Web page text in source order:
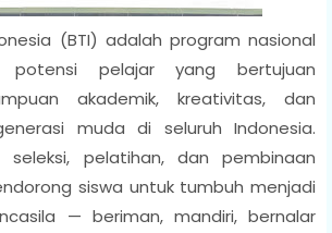
(BTI) adalah program nasional
potensi pelajar yang bertujuan
akademik, kreativitas, dan
muda di seluruh Indonesia.
seleksi, pelatihan, dan pembinaan
siswa untuk tumbuh menjadi
— beriman, mandiri, bernalar